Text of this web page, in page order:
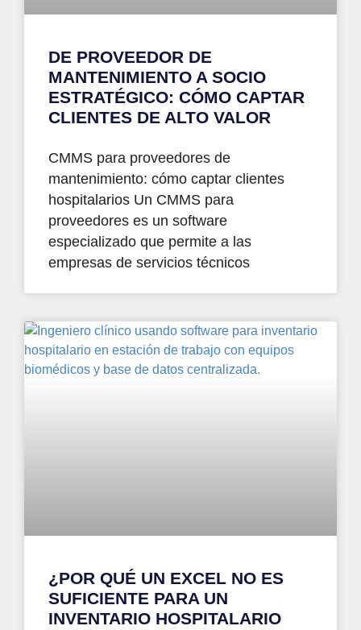
DE PROVEEDOR DE
MANTENIMIENTO A SOCIO
ESTRATÉGICO: CÓMO CAPTAR
CLIENTES DE ALTO VALOR
CMMS para proveedores de
mantenimiento: cómo captar clientes
hospitalarios Un CMMS para
proveedores es un software
especializado que permite a las
empresas de servicios técnicos
¿POR QUÉ UN EXCEL NO ES
SUFICIENTE PARA UN
INVENTARIO HOSPITALARIO